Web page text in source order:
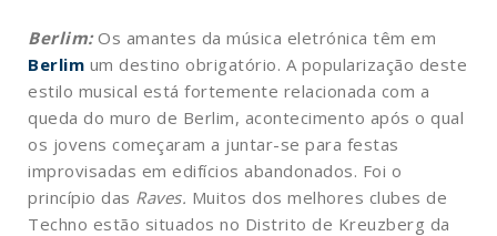
Berlim:Os amantes da música eletrónica têm em
Berlim um destino obrigatório. A popularização deste
estilo musical está fortemente relacionada com a
queda do muro de Berlim, acontecimento após o qual
os jovens começaram a juntar-se para festas
improvisadas em edifícios abandonados. Foi o
princípio das Raves. Muitos dos melhores clubes de
Techno estão situados no Distrito de Kreuzberg da